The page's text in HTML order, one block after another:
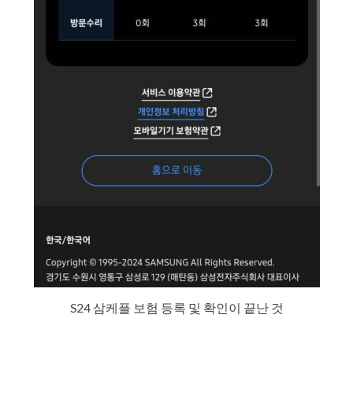
S24 삼케플 보험 등록 및 확인이 끝난 것